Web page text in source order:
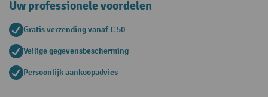
Uw professionele voordelen
Gratis verzending vanaf € 50
Veilige gegevensbescherming
Persoonlijk aankoopadvies